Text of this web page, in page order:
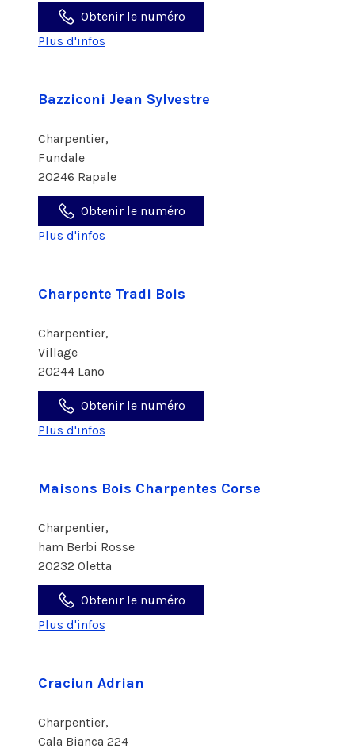
Obtenir le numéro
Plus d'infos
Bazziconi Jean Sylvestre
Charpentier,
Fundale
20246 Rapale
Obtenir le numéro
Plus d'infos
Charpente Tradi Bois
Charpentier,
Village
20244 Lano
Obtenir le numéro
Plus d'infos
Maisons Bois Charpentes Corse
Charpentier,
ham Berbi Rosse
20232 Oletta
Obtenir le numéro
Plus d'infos
Craciun Adrian
Charpentier,
Cala Bianca 224